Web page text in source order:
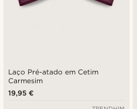
Laço Pré-atado em Cetim
Carmesim
19,95 €